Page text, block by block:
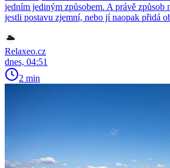
jedním jediným způsobem. A právě způsob
jestli postavu zjemní, nebo jí naopak přidá
Relaxeo.cz
dnes, 04:51
2 min